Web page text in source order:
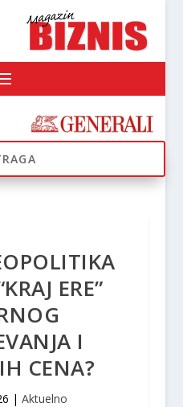
ERE”
I
CENA?
|Aktuelno